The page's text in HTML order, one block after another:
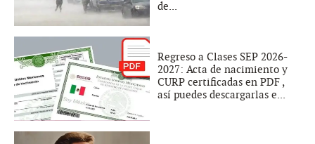
de...
Regreso a Clases SEP 2026-
2027: Acta de nacimiento y
CURP certificadas en PDF ,
así puedes descargarlas e...